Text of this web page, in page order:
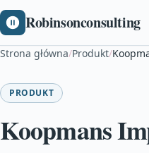
Robinsonconsulting
Strona główna/Produkt/
PRODUKT
Koopmans